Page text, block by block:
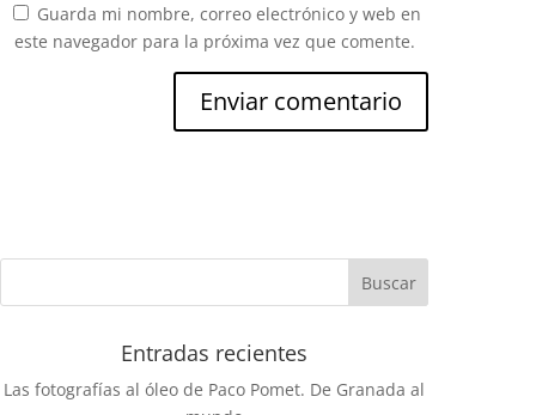
Guarda mi nombre, correo electrónico y web en
este navegador para la próxima vez que comente.
Entradas recientes
Las fotografías al óleo de Paco Pomet. De Granada al